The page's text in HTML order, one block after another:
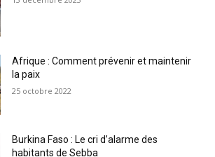
Afrique : Comment prévenir et maintenir
la paix
25 octobre 2022
Burkina Faso : Le cri d’alarme des
habitants de Sebba